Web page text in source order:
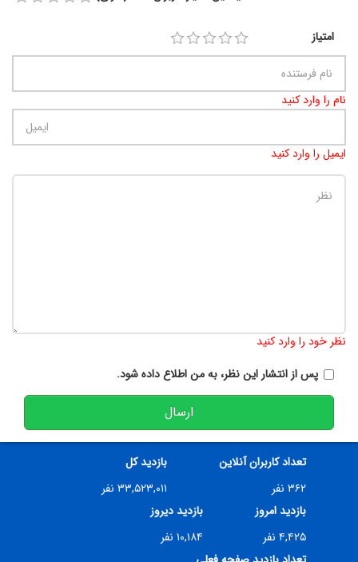
امتیاز
نام را وارد کنید
ایمیل را وارد کنید
نظر خود را وارد کنید
پس از انتشار این نظر، به من اطلاع داده شود.
ارسال
تعداد کاربران آنلاین
۳۶۲ نفر
بازدید کل
۳۳,۵۲۳,۰۱۱ نفر
بازدید امروز
۴,۴۲۵ نفر
بازدید دیروز
۱۰,۱۸۴ نفر